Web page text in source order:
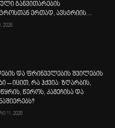
განვითარების
ერთად, ავსტრიის...
2026
და ფრინველების შვილების
– იცით, რა ჰქვია: ზღარბის,
წეროს, კამეჩისა და
11, 2025